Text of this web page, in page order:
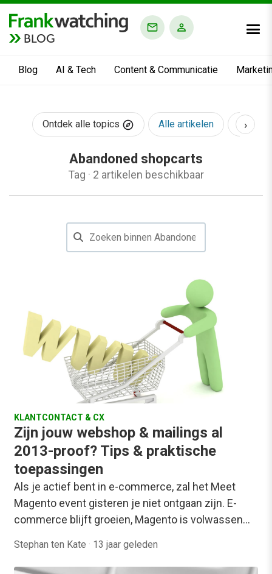
BLOG
Blog AI & Tech Content & Communicatie
Ontdek alle topics Alle artikelen AI &
›
Abandoned shopcarts
Tag · 2 artikelen beschikbaar
KLANTCONTACT & CX
Zijn jouw webshop & mailings al
2013-proof? Tips & praktische
toepassingen
Als je actief bent in e-commerce, zal het Meet
Magento event gisteren je niet ontgaan zijn. E-
commerce blijft groeien, Magento is volwassen…
Stephan ten Kate · 13 jaar geleden